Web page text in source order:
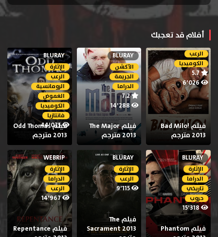
أفلام قد تعجبك
الرعب
الكوميديا
5.7
6٬026
فيلم Bad Milo!
2013 مترجم
BLURAY
الأكشن
الجريمة
الدراما
7.2
14٬288
فيلم The Major
2013 مترجم
BLURAY
الإثارة
الرعب
الرومانسية
الغموض
الكوميديا
فانتازيا
44٬075
فيلم Odd Thomas
2013 مترجم
BLURAY
الإثارة
الدراما
تاريخي
حروب
15٬318
فيلم Phantom
BLURAY
الإثارة
الرعب
9٬115
فيلم The
Sacrament 2013
WEBRIP
الإثارة
الدراما
الرعب
14٬967
فيلم Repentance